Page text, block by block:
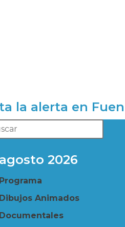
la alerta en
2026
Programa
Dibujos Animados
Documentales